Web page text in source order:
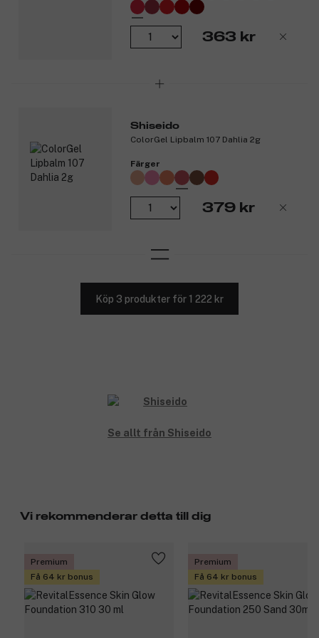
363 kr
Shiseido
ColorGel Lipbalm 107 Dahlia 2g
Färger
379 kr
Köp 3 produkter för 1 222 kr
Se allt från Shiseido
Vi rekommenderar detta till dig
Premium
Få 64 kr bonus
Premium
Få 64 kr bonus